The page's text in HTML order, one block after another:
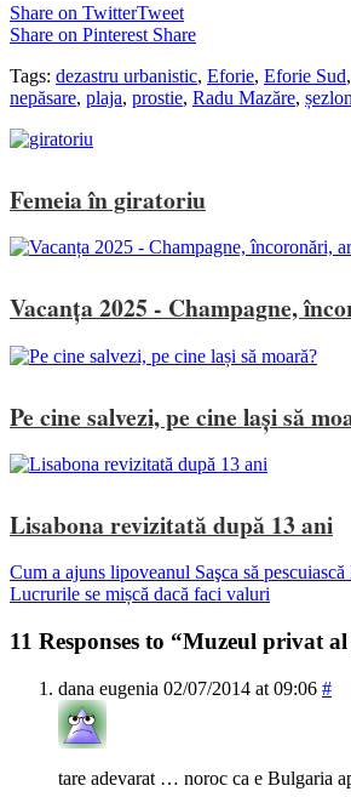
Share on TwitterTweet
Share on Pinterest Share
Tags: dezastru urbanistic, Eforie, Eforie Sud,
nepăsare, plaja, prostie, Radu Mazăre,
Femeia în giratoriu
Vacanța 2025 - Champagne,
Pe cine salvezi, pe cine lași să
Lisabona revizitată după 13 ani
Cum a ajuns lipoveanul Saşca să
Lucrurile se mișcă dacă faci valuri
11 Responses to “Muzeul privat
dana eugenia 02/07/2014 at 09:06 #
tare adevarat … noroc ca e Bulgaria